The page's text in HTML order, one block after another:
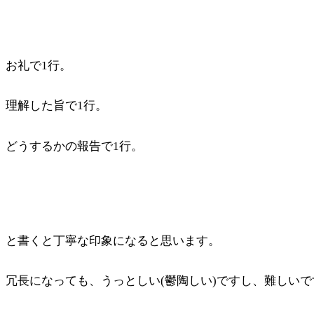
お礼で1行。
理解した旨で1行。
どうするかの報告で1行。
と書くと丁寧な印象になると思います。
冗長になっても、うっとしい(鬱陶しい)ですし、難しい